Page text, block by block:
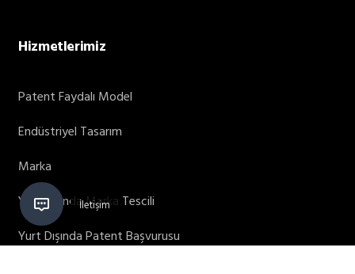
Hizmetlerimiz
Patent Faydalı Model
Endüstriyel Tasarım
Marka
Yurt Dışında Marka Tescili
Yurt Dışında Patent Başvurusu